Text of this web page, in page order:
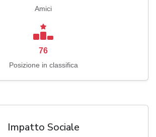
Amici
76
Posizione in classifica
Impatto Sociale